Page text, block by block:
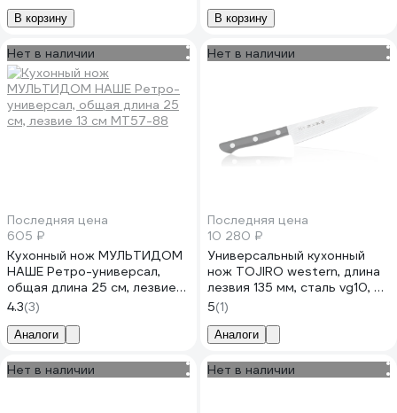
В корзину В корзину
Нет в наличии
Последняя цена
605 ₽
Кухонный нож МУЛЬТИДОМ
НАШЕ Ретро-универсал,
общая длина 25 см, лезвие
13 см МТ57-88
4.3(3)
Аналоги
Нет в наличии
Последняя цена
10 280 ₽
Универсальный кухонный
нож TOJIRO western, длина
лезвия 135 мм, сталь vg10, 37
слоев, рукоять
стабилизированная
древесина F-333
5(1)
Аналоги
Нет в наличии Нет в наличии